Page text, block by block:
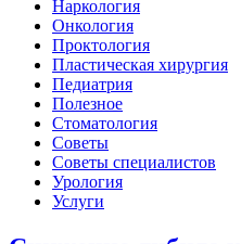
Наркология
Онкология
Проктология
Пластическая хирургия
Педиатрия
Полезное
Стоматология
Советы
Советы специалистов
Урология
Услуги